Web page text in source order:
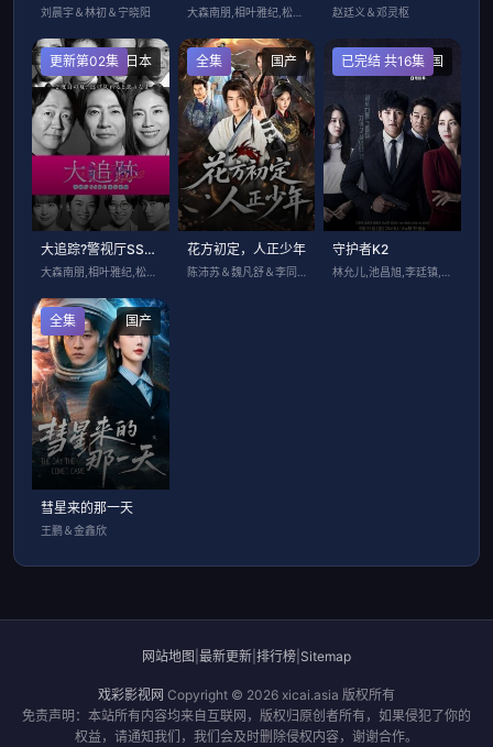
刘晨宇＆林初＆宁晓阳 大森南朋,相叶雅纪,松下奈绪 赵廷义＆邓灵枢
日本
更新第02集
大追踪?警视厅SSBC强行犯系? 第二季
国产
全集
花方初定，人正少年
韩国
已完结 共16集
守护者K2
国产
全集
彗星来的那一天
王鹏＆金鑫欣
网站地图 最新更新 排行榜 Sitemap
戏彩影视网 Copyright © 2026 xicai.asia 版权所有
免责声明：本站所有内容均来自互联网，版权归原创者所有，如果侵犯了你的
权益，请通知我们，我们会及时删除侵权内容，谢谢合作。